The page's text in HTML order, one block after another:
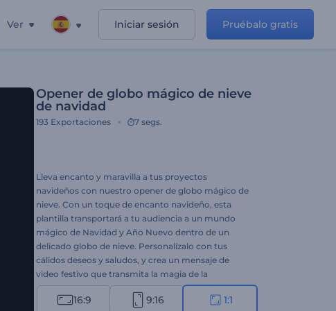
Ver Iniciar sesión Pruébalo gratis
Opener de globo mágico de nieve
de navidad
193 Exportaciones 7 segs.
Lleva encanto y maravilla a tus proyectos
navideños con nuestro opener de globo mágico de
nieve. Con un toque de encanto navideño, esta
plantilla transportará a tu audiencia a un mundo
mágico de Navidad y Año Nuevo dentro de un
delicado globo de nieve. Personalízalo con tus
cálidos deseos y saludos, y crea un mensaje de
video festivo que transmita la magia de la
temporada a tu audiencia. Ideal para crear intros
cálidas y memorables, videos de saludo,
16:9 9:16 1:1